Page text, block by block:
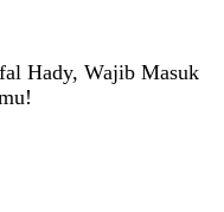
Hady, Wajib Masuk